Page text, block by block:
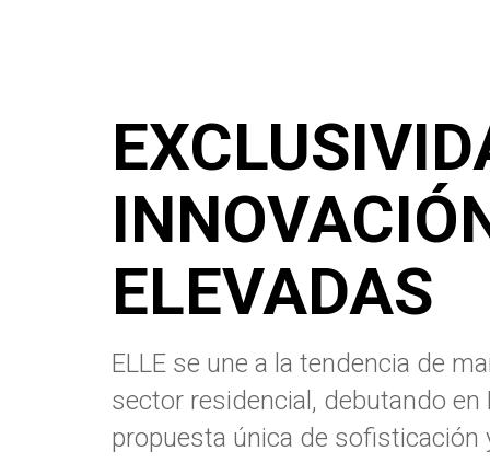
ELEVADAS
ELLE se une a la tendencia de
sector residencial, debutando en
propuesta única de sofisticación